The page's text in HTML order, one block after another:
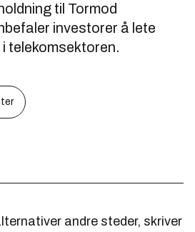
til Tormod
investorer å lete
telekomsektoren.
andre steder, skriver